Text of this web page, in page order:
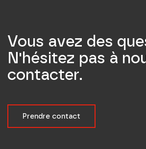
Vous avez des
N'hésitez pas à
contacter.
Prendre contact